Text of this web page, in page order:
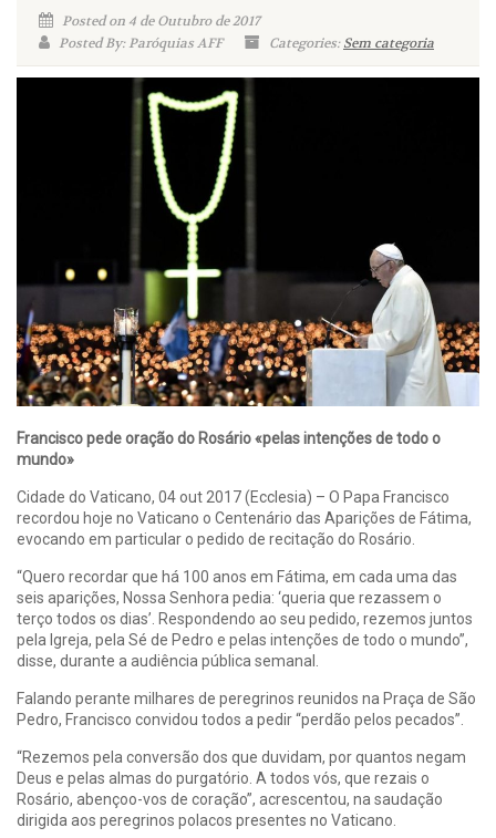
Posted on 4 de Outubro de 2017
Posted By: Paróquias AFF
Categories:Sem categoria
Francisco pede oração do Rosário «pelas intenções de todo o
mundo»
Cidade do Vaticano, 04 out 2017 (Ecclesia) – O Papa Francisco
recordou hoje no Vaticano o Centenário das Aparições de Fátima,
evocando em particular o pedido de recitação do Rosário.
“Quero recordar que há 100 anos em Fátima, em cada uma das
seis aparições, Nossa Senhora pedia: ‘queria que rezassem o
terço todos os dias’. Respondendo ao seu pedido, rezemos juntos
pela Igreja, pela Sé de Pedro e pelas intenções de todo o mundo”,
disse, durante a audiência pública semanal.
Falando perante milhares de peregrinos reunidos na Praça de São
Pedro, Francisco convidou todos a pedir “perdão pelos pecados”.
“Rezemos pela conversão dos que duvidam, por quantos negam
Deus e pelas almas do purgatório. A todos vós, que rezais o
Rosário, abençoo-vos de coração”, acrescentou, na saudação
dirigida aos peregrinos polacos presentes no Vaticano.